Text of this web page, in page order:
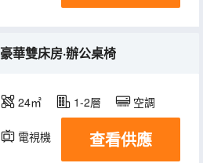
豪華雙床房·辦公桌椅
24㎡ 1-2層 空調
電視機 查看供應